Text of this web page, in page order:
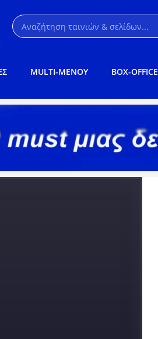
MULTI-ΜΕΝΟΥ BOX-OFFICE